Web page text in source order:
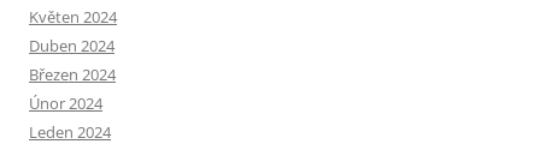
Květen 2024
Duben 2024
Březen 2024
Únor 2024
Leden 2024